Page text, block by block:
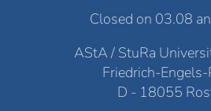
Closed on 03.08
AStA / StuRa
Friedrich-
D - 18055